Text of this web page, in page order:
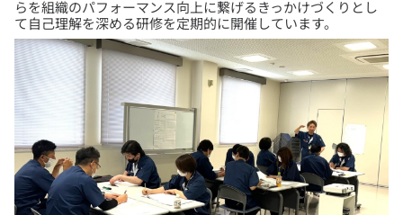
らを組織のパフォーマンス向上に繋げるきっかけづくりとし